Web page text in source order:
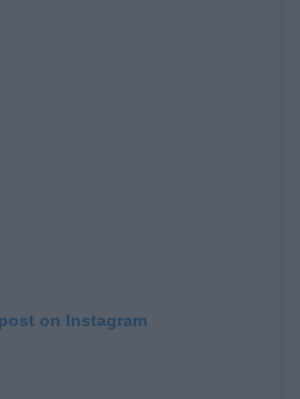
on Instagram